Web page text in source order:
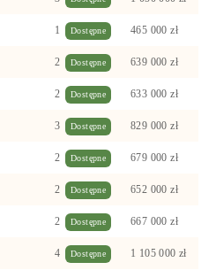
1 Dostępne 465 000 zł
2 Dostępne 639 000 zł
2 Dostępne 633 000 zł
3 Dostępne 829 000 zł
2 Dostępne 679 000 zł
2 Dostępne 652 000 zł
2 Dostępne 667 000 zł
4 Dostępne 1 105 000 zł